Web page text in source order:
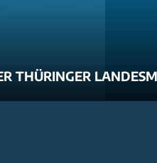
THÜRINGER